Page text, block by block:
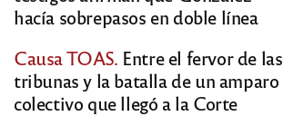
hacía sobrepasos en doble línea
Causa TOAS. Entre el fervor de las
tribunas y la batalla de un amparo
colectivo que llegó a la Corte